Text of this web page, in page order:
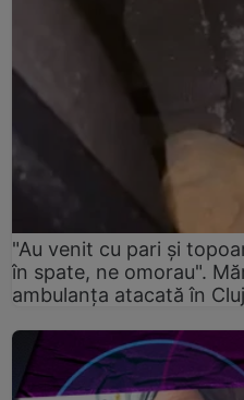
"Au venit cu pari și
în spate, ne omorau".
ambulanţa atacată în Cluj